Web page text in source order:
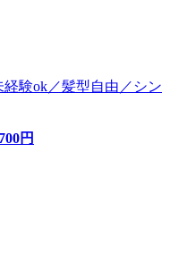
験ok／髪型自由／シン
円